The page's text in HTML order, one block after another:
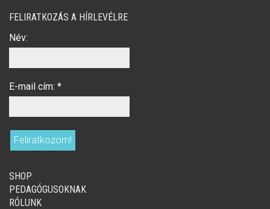
FELIRATKOZÁS A HÍRLEVÉLRE
Név:
E-mail cím: *
SHOP
PEDAGÓGUSOKNAK
RÓLUNK